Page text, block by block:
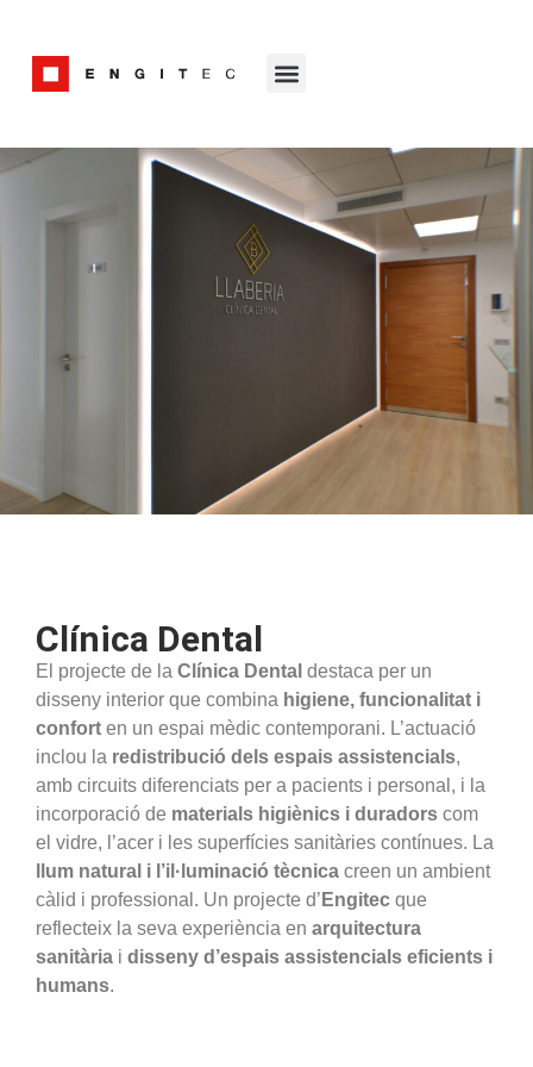
Clínica Dental
El projecte de la Clínica Dental destaca per un
disseny interior que combina higiene, funcionalitat i
confort en un espai mèdic contemporani. L’actuació
inclou la redistribució dels espais assistencials,
amb circuits diferenciats per a pacients i personal, i la
incorporació de materials higiènics i duradors com
el vidre, l’acer i les superfícies sanitàries contínues. La
llum natural i l’il·luminació tècnica creen un ambient
càlid i professional. Un projecte d’ Engitec que
reflecteix la seva experiència en arquitectura
sanitària i disseny d’espais assistencials eficients i
humans.